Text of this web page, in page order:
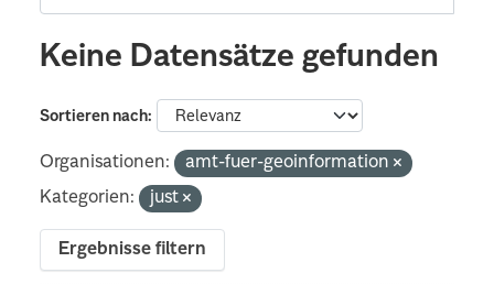
Keine Datensätze gefunden
Sortieren nach
Organisationen:
amt-fuer-geoinformation
Kategorien:
just
Ergebnisse filtern